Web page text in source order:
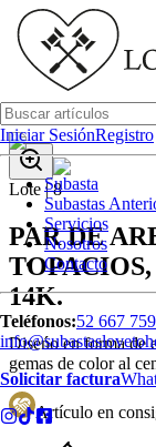
Iniciar SesiónRegistro
Subasta
Subastas
Servicios
Nosotros
Contacto
Teléfonos:52 667
Solicitar factura
Lote |8
PAR DE
14K.
Diseńo en forma de
gemas de color al
Artículo en